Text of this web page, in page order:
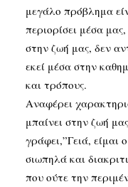
μεγάλο πρόβλημα
περιορίσει μέσα
στην ζωή μας, δεν
εκεί μέσα στην
και τρόπους.
Αναφέρει
μπαίνει στην ζωή
γράφει,”Γειά,
σιωπηλά και
που ούτε την